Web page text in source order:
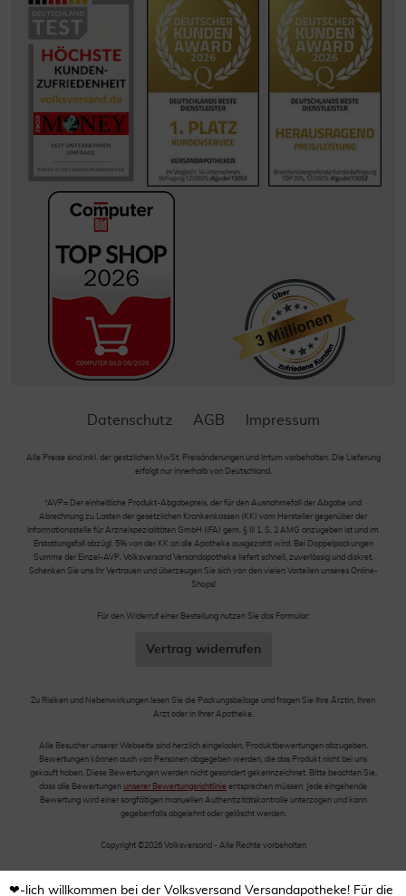
Datenschutz AGB Impressum
Alle Preise sind inkl. der gestzlichen MwSt. Preisänderungen und Irrtum vorbehalten. Die Lieferung
erfolgt nur innerhalb von Deutschland.
*AVP= Der einheitliche Produkt-Abgabepreis, der für den Ausnahmefall der Abgabe und
Abrechnung zu Lasten der gesetzlichen Krankenkassen (KK) vom Hersteller gegenüber der
Informationsstelle für Arzneispezialitäten GmbH (IFA) gem. § III 1, S. 2 AMG anzugeben ist und im
Erstattungsfall abzügl. 5% von der KK an die Apotheke ausgezahlt wird. Bei Doppelpackungen
Summe der Einzel-AVP. Volksversand Versandapotheke liefert schnell, zuverlässig und diskret.
Schenken Sie uns Ihr Vertrauen und überzeugen Sie sich von den vielen Vorteilen unseres Online-
Shops!
Für den Widerruf einer Bestellung nutzen Sie das Formular:
Vertrag widerrufen
Zu Risiken und Nebenwirkungen lesen Sie die Packungsbeilage und fragen Sie Ihre Ärztin, Ihren
Arzt oder in Ihrer Apotheke.
Alle Besucher unserer Webseite sind herzlich eingeladen, Produktbewertungen abzugeben.
Bewertungen können auch von Personen abgegeben werden, die das Produkt nicht bei uns
gekauft haben. Diese Bewertungen werden nicht gesondert gekennzeichnet. Bitte beachten Sie,
dass alle Bewertungen unserer Bewertungsrichtlinie entsprechen müssen. Jede eingehende
Bewertung wird einer sorgfältigen manuellen Authentizitätskontrolle unterzogen und kann
gegebenfalls abgelehnt oder gelöscht werden.
Copyright ©2026 Volksversand - Alle Rechte vorbehalten
❤-lich willkommen bei der Volksversand Versandapotheke! Für die